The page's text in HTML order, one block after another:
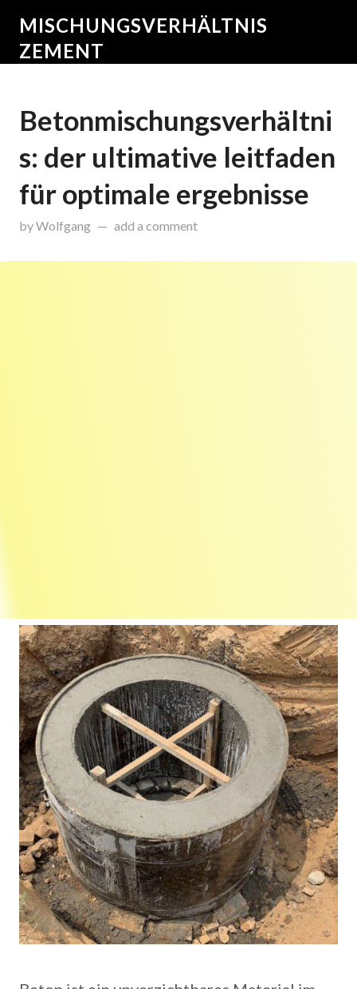
MISCHUNGSVERHÄLTNIS
ZEMENT
Betonmischungsverhältni
s: der ultimative leitfaden
für optimale ergebnisse
byWolfgang onMai 28, 2025
add a comment